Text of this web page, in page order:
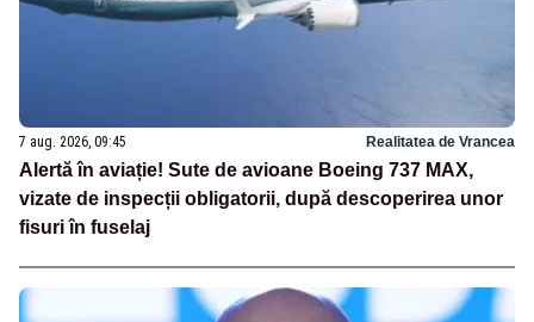
7 aug. 2026, 09:45 Realitatea de Vrancea
Alertă în aviație! Sute de avioane Boeing 737 MAX,
vizate de inspecții obligatorii, după descoperirea unor
fisuri în fuselaj